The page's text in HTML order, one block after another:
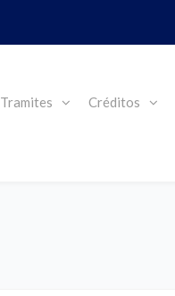
Tramites Créditos